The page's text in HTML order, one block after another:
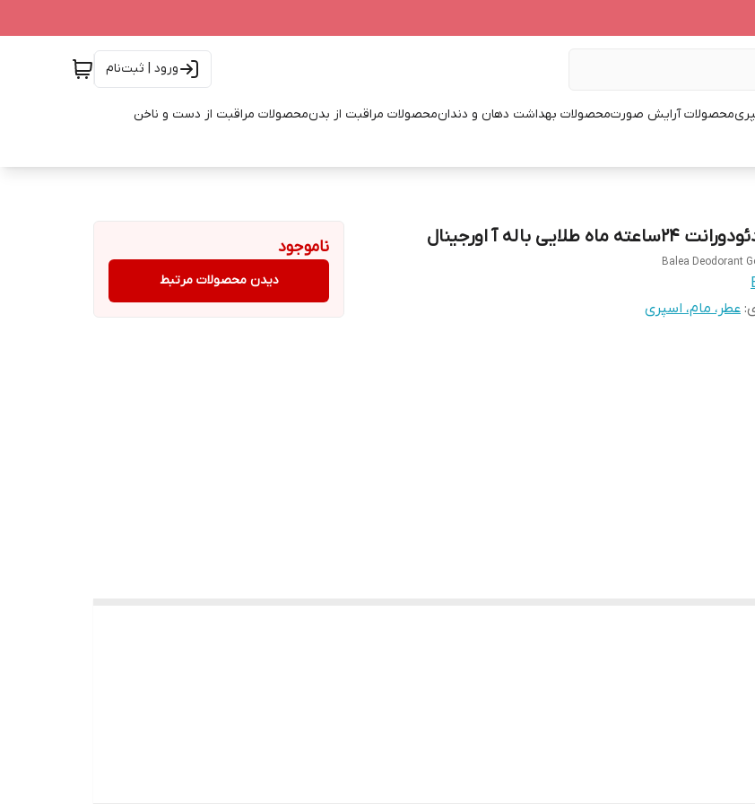
ورود | ثبت‌نام
محصولات آرایش صورتمحصولات بهداشت دهان و دندانمحصولات مراقبت از بدنمحصولات مراقبت از دست و ناخن
ماه طلایی باله آ اورجینال
Balea Deodorant
: عطر، مام، اسپری
ناموجود
دیدن محصولات مرتبط